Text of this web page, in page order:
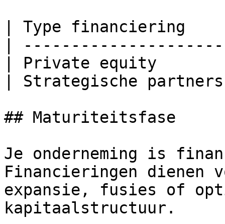
| Type financiering
|
| Private equity
| Strategische
## Maturiteitsfase
Je onderneming is
Financieringen dienen
expansie, fusies of
kapitaalstructuur.